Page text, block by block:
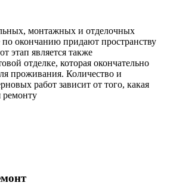
монтажных и отделочных
окончанию придают пространству
этап является также
отделке, которая окончательно
проживания. Количество и
работ зависит от того, какая
ремонту